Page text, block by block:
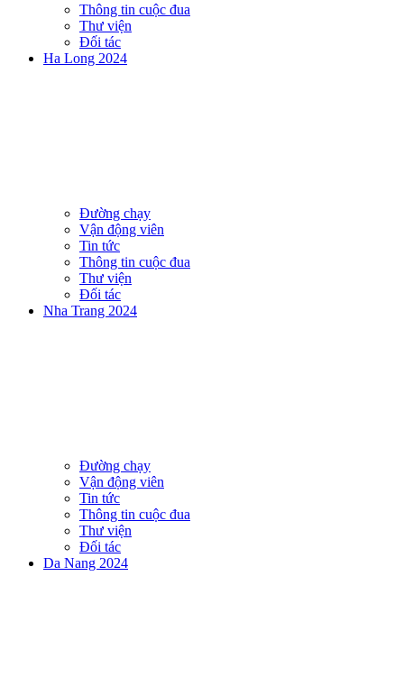
Thông tin cuộc đua
Thư viện
Đối tác
Ha Long 2024
Đường chạy
Vận động viên
Tin tức
Thông tin cuộc đua
Thư viện
Đối tác
Nha Trang 2024
Đường chạy
Vận động viên
Tin tức
Thông tin cuộc đua
Thư viện
Đối tác
Da Nang 2024